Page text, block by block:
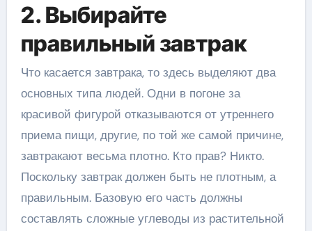
2. Выбирайте
правильный завтрак
Что касается завтрака, то здесь выделяют два
основных типа людей. Одни в погоне за
красивой фигурой отказываются от утреннего
приема пищи, другие, по той же самой причине,
завтракают весьма плотно. Кто прав? Никто.
Поскольку завтрак должен быть не плотным, а
правильным. Базовую его часть должны
составлять сложные углеводы из растительной